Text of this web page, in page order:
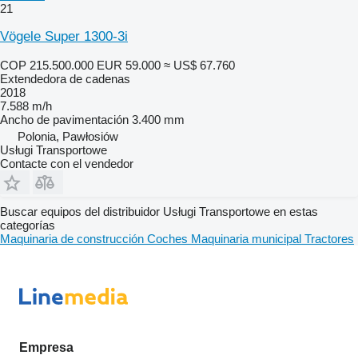
21
Vögele Super 1300-3i
COP 215.500.000 EUR 59.000 ≈ US$ 67.760
Extendedora de cadenas
2018
7.588 m/h
Ancho de pavimentación 3.400 mm
Polonia, Pawłosiów
Usługi Transportowe
Contacte con el vendedor
Buscar equipos del distribuidor Usługi Transportowe en estas
categorías
Maquinaria de construcción Coches Maquinaria municipal Tractores
Empresa